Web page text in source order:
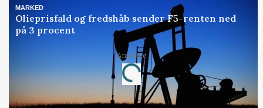
MARKED
Olieprisfald og fredshåb sender F5-renten ned
på 3 procent
Annonce
Loading...